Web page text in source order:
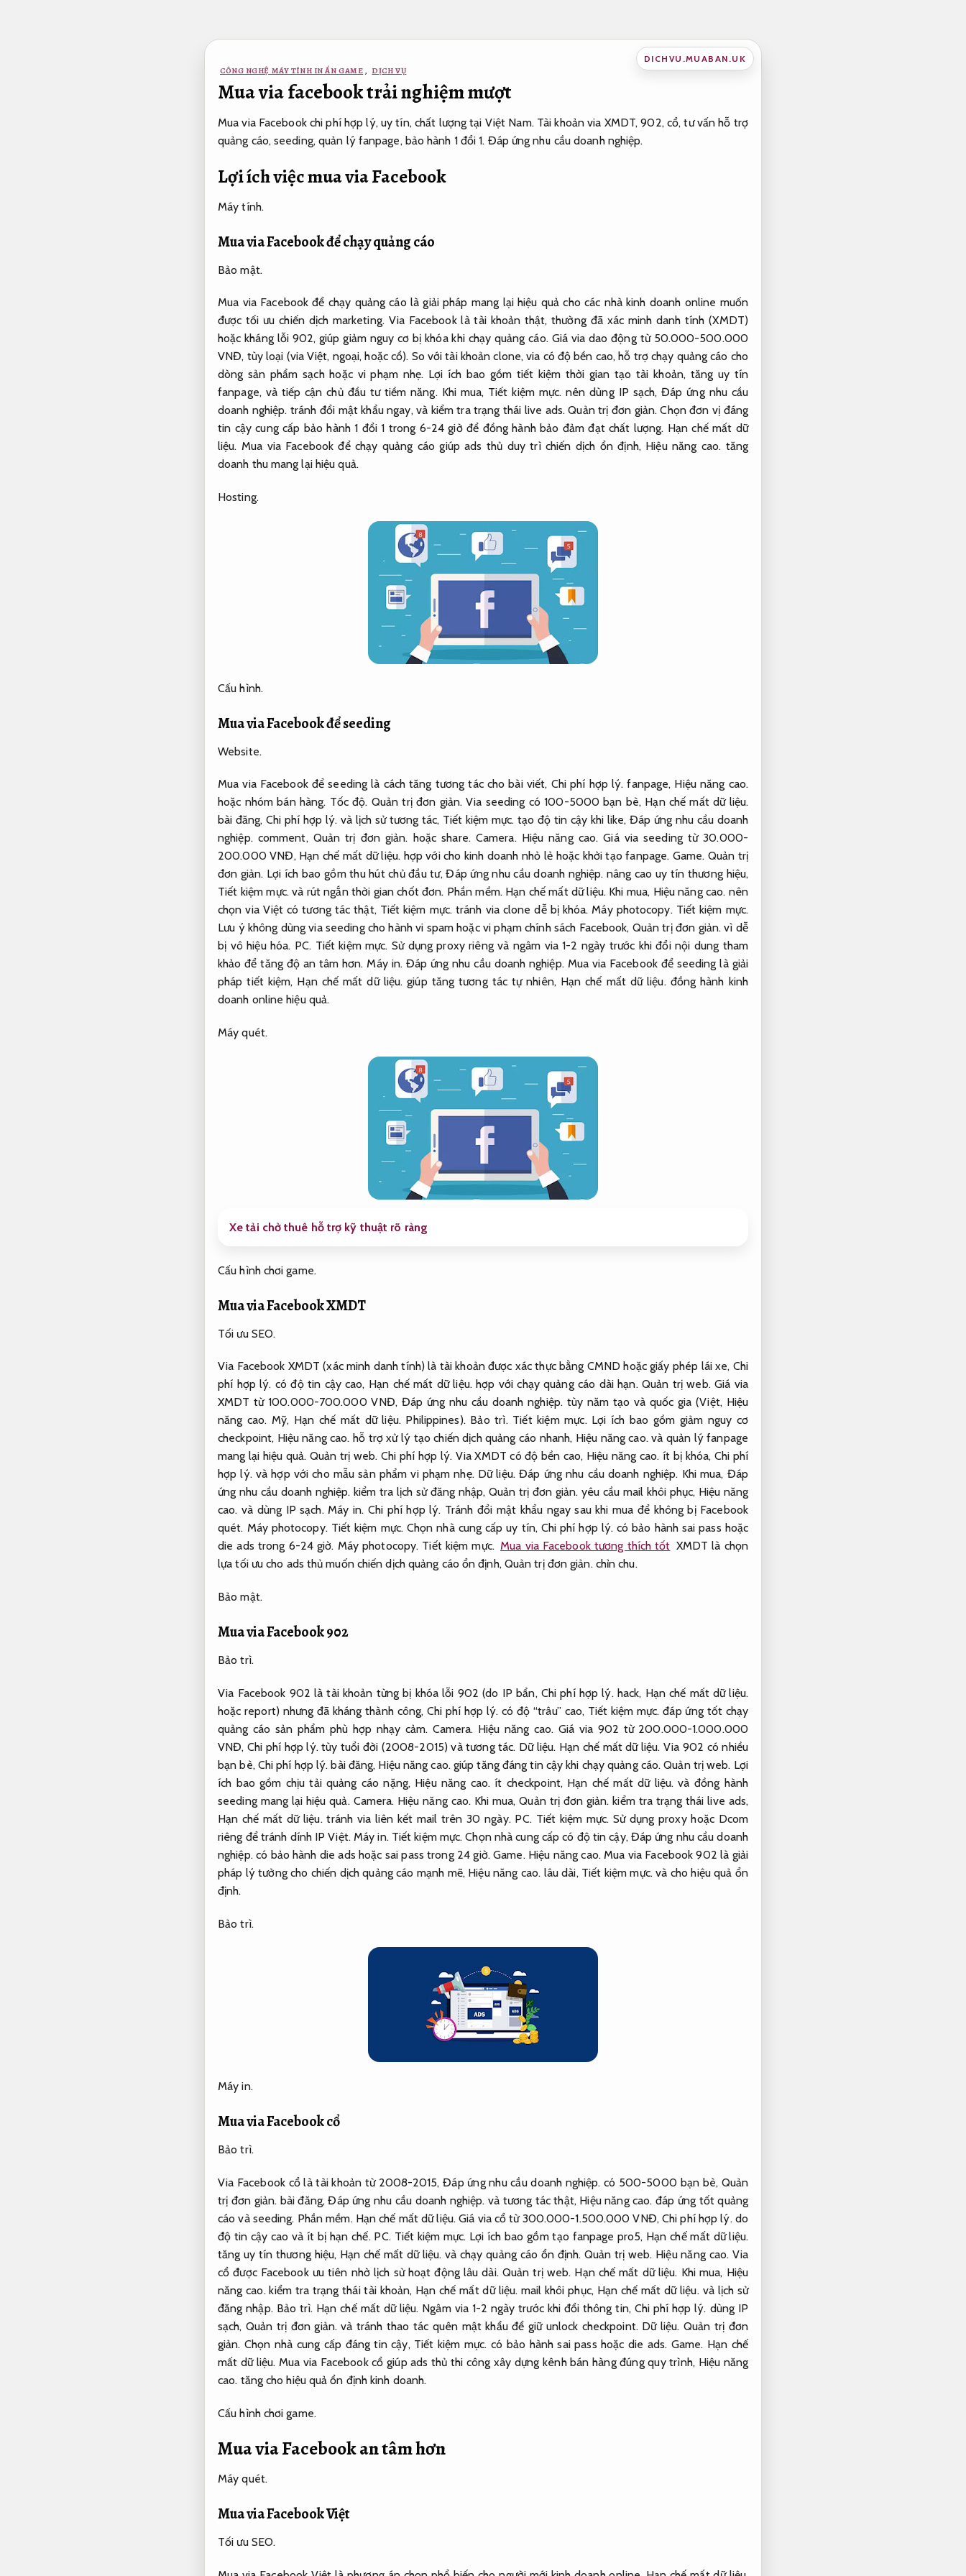
DICHVU.MUABAN.UK
CÔNG NGHỆ MÁY TÍNH IN ẤN GAME , DỊCH VỤ
Mua via facebook trải nghiệm mượt
Mua via Facebook chi phí hợp lý, uy tín, chất lượng tại Việt Nam. Tài khoản via XMDT, 902, cổ, tư vấn hỗ trợ
quảng cáo, seeding, quản lý fanpage, bảo hành 1 đổi 1. Đáp ứng nhu cầu doanh nghiệp.
Lợi ích việc mua via Facebook
Máy tính.
Mua via Facebook để chạy quảng cáo
Bảo mật.
Mua via Facebook để chạy quảng cáo là giải pháp mang lại hiệu quả cho các nhà kinh doanh online muốn
được tối ưu chiến dịch marketing. Via Facebook là tài khoản thật, thường đã xác minh danh tính (XMDT)
hoặc kháng lỗi 902, giúp giảm nguy cơ bị khóa khi chạy quảng cáo. Giá via dao động từ 50.000-500.000
VNĐ, tùy loại (via Việt, ngoại, hoặc cổ). So với tài khoản clone, via có độ bền cao, hỗ trợ chạy quảng cáo cho
dòng sản phẩm sạch hoặc vi phạm nhẹ. Lợi ích bao gồm tiết kiệm thời gian tạo tài khoản, tăng uy tín
fanpage, và tiếp cận chủ đầu tư tiềm năng. Khi mua, Tiết kiệm mực. nên dùng IP sạch,Đáp ứng nhu cầu
doanh nghiệp. tránh đổi mật khẩu ngay, và kiểm tra trạng thái live ads.Quản trị đơn giản. Chọn đơn vị đáng
tin cậy cung cấp bảo hành 1 đổi 1 trong 6-24 giờ để đồng hành bảo đảm đạt chất lượng. Hạn chế mất dữ
liệu. Mua via Facebook để chạy quảng cáo giúp ads thủ duy trì chiến dịch ổn định, Hiệu năng cao. tăng
doanh thu mang lại hiệu quả.
Hosting.
Cấu hình.
Mua via Facebook để seeding
Website.
Mua via Facebook để seeding là cách tăng tương tác cho bài viết, Chi phí hợp lý. fanpage, Hiệu năng cao.
hoặc nhóm bán hàng. Tốc độ. Quản trị đơn giản. Via seeding có 100-5000 bạn bè, Hạn chế mất dữ liệu.
bài đăng,Chi phí hợp lý. và lịch sử tương tác, Tiết kiệm mực. tạo độ tin cậy khi like, Đáp ứng nhu cầu doanh
nghiệp.comment, Quản trị đơn giản. hoặc share. Camera. Hiệu năng cao. Giá via seeding từ 30.000-
200.000 VNĐ, Hạn chế mất dữ liệu.hợp với cho kinh doanh nhỏ lẻ hoặc khởi tạo fanpage. Game. Quản trị
đơn giản. Lợi ích bao gồm thu hút chủ đầu tư,Đáp ứng nhu cầu doanh nghiệp. nâng cao uy tín thương hiệu,
Tiết kiệm mực.và rút ngắn thời gian chốt đơn. Phần mềm. Hạn chế mất dữ liệu.Khi mua, Hiệu năng cao. nên
chọn via Việt có tương tác thật, Tiết kiệm mực. tránh via clone dễ bị khóa.Máy photocopy. Tiết kiệm mực.
Lưu ý không dùng via seeding cho hành vi spam hoặc vi phạm chính sách Facebook, Quản trị đơn giản. vì dễ
bị vô hiệu hóa. PC. Tiết kiệm mực. Sử dụng proxy riêng và ngâm via 1-2 ngày trước khi đổi nội dung tham
khảo để tăng độ an tâm hơn.Máy in. Đáp ứng nhu cầu doanh nghiệp.Mua via Facebook để seeding là giải
pháp tiết kiệm, Hạn chế mất dữ liệu. giúp tăng tương tác tự nhiên, Hạn chế mất dữ liệu.đồng hành kinh
doanh online hiệu quả.
Máy quét.
Xe tải chở thuê hỗ trợ kỹ thuật rõ ràng
Cấu hình chơi game.
Mua via Facebook XMDT
Tối ưu SEO.
Via Facebook XMDT (xác minh danh tính) là tài khoản được xác thực bằng CMND hoặc giấy phép lái xe, Chi
phí hợp lý. có độ tin cậy cao, Hạn chế mất dữ liệu.hợp với chạy quảng cáo dài hạn. Quản trị web.Giá via
XMDT từ 100.000-700.000 VNĐ, Đáp ứng nhu cầu doanh nghiệp.tùy năm tạo và quốc gia (Việt, Hiệu
năng cao. Mỹ, Hạn chế mất dữ liệu.Philippines). Bảo trì. Tiết kiệm mực.Lợi ích bao gồm giảm nguy cơ
checkpoint, Hiệu năng cao. hỗ trợ xử lý tạo chiến dịch quảng cáo nhanh, Hiệu năng cao.và quản lý fanpage
mang lại hiệu quả. Quản trị web. Chi phí hợp lý.Via XMDT có độ bền cao, Hiệu năng cao. ít bị khóa, Chi phí
hợp lý.và hợp với cho mẫu sản phẩm vi phạm nhẹ. Dữ liệu. Đáp ứng nhu cầu doanh nghiệp. Khi mua, Đáp
ứng nhu cầu doanh nghiệp. kiểm tra lịch sử đăng nhập, Quản trị đơn giản. yêu cầu mail khôi phục, Hiệu năng
cao. và dùng IP sạch.Máy in. Chi phí hợp lý. Tránh đổi mật khẩu ngay sau khi mua để không bị Facebook
quét. Máy photocopy. Tiết kiệm mực.Chọn nhà cung cấp uy tín, Chi phí hợp lý. có bảo hành sai pass hoặc
die ads trong 6-24 giờ. Máy photocopy. Tiết kiệm mực. Mua via Facebook tương thích tốt XMDT là chọn
lựa tối ưu cho ads thủ muốn chiến dịch quảng cáo ổn định, Quản trị đơn giản.chỉn chu.
Bảo mật.
Mua via Facebook 902
Bảo trì.
Via Facebook 902 là tài khoản từng bị khóa lỗi 902 (do IP bẩn, Chi phí hợp lý. hack, Hạn chế mất dữ liệu.
hoặc report) nhưng đã kháng thành công, Chi phí hợp lý. có độ “trâu” cao, Tiết kiệm mực. đáp ứng tốt chạy
quảng cáo sản phẩm phù hợp nhạy cảm. Camera. Hiệu năng cao. Giá via 902 từ 200.000-1.000.000
VNĐ, Chi phí hợp lý. tùy tuổi đời (2008-2015) và tương tác. Dữ liệu. Hạn chế mất dữ liệu. Via 902 có nhiều
bạn bè, Chi phí hợp lý. bài đăng, Hiệu năng cao. giúp tăng đáng tin cậy khi chạy quảng cáo.Quản trị web. Lợi
ích bao gồm chịu tải quảng cáo nặng, Hiệu năng cao. ít checkpoint, Hạn chế mất dữ liệu. và đồng hành
seeding mang lại hiệu quả. Camera. Hiệu năng cao. Khi mua,Quản trị đơn giản. kiểm tra trạng thái live ads,
Hạn chế mất dữ liệu. tránh via liên kết mail trên 30 ngày. PC. Tiết kiệm mực. Sử dụng proxy hoặc Dcom
riêng để tránh dính IP Việt. Máy in. Tiết kiệm mực. Chọn nhà cung cấp có độ tin cậy, Đáp ứng nhu cầu doanh
nghiệp. có bảo hành die ads hoặc sai pass trong 24 giờ.Game. Hiệu năng cao. Mua via Facebook 902 là giải
pháp lý tưởng cho chiến dịch quảng cáo mạnh mẽ, Hiệu năng cao. lâu dài, Tiết kiệm mực. và cho hiệu quả ổn
định.
Bảo trì.
Máy in.
Mua via Facebook cổ
Bảo trì.
Via Facebook cổ là tài khoản từ 2008-2015,Đáp ứng nhu cầu doanh nghiệp. có 500-5000 bạn bè, Quản
trị đơn giản. bài đăng,Đáp ứng nhu cầu doanh nghiệp. và tương tác thật, Hiệu năng cao. đáp ứng tốt quảng
cáo và seeding. Phần mềm. Hạn chế mất dữ liệu. Giá via cổ từ 300.000-1.500.000 VNĐ,Chi phí hợp lý. do
độ tin cậy cao và ít bị hạn chế. PC. Tiết kiệm mực. Lợi ích bao gồm tạo fanpage pro5, Hạn chế mất dữ liệu.
tăng uy tín thương hiệu, Hạn chế mất dữ liệu. và chạy quảng cáo ổn định. Quản trị web. Hiệu năng cao. Via
cổ được Facebook ưu tiên nhờ lịch sử hoạt động lâu dài. Quản trị web. Hạn chế mất dữ liệu. Khi mua, Hiệu
năng cao. kiểm tra trạng thái tài khoản, Hạn chế mất dữ liệu. mail khôi phục, Hạn chế mất dữ liệu. và lịch sử
đăng nhập. Bảo trì. Hạn chế mất dữ liệu. Ngâm via 1-2 ngày trước khi đổi thông tin, Chi phí hợp lý. dùng IP
sạch, Quản trị đơn giản. và tránh thao tác quên mật khẩu để giữ unlock checkpoint. Dữ liệu. Quản trị đơn
giản. Chọn nhà cung cấp đáng tin cậy, Tiết kiệm mực. có bảo hành sai pass hoặc die ads. Game. Hạn chế
mất dữ liệu. Mua via Facebook cổ giúp ads thủ thi công xây dựng kênh bán hàng đúng quy trình, Hiệu năng
cao. tăng cho hiệu quả ổn định kinh doanh.
Cấu hình chơi game.
Mua via Facebook an tâm hơn
Máy quét.
Mua via Facebook Việt
Tối ưu SEO.